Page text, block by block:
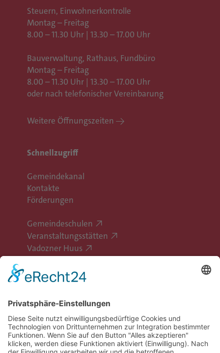
Steuern, Einwohnerkontrolle
Montag – Freitag
8.00 – 11.30 Uhr | 13.30 – 17.00 Uhr
Bauverwaltung, Rathaus, Fundbüro
Montag – Freitag
8.00 – 11.30 Uhr | 13.30 – 17.00 Uhr
oder nach telefonischer Vereinbarung
Weitere Öffnungszeiten
Schnellzugriff
Gemeindekanal
Kontakte
Förderungen
Gemeindeschulen
Veranstaltungsstätten
Vadozner Huus